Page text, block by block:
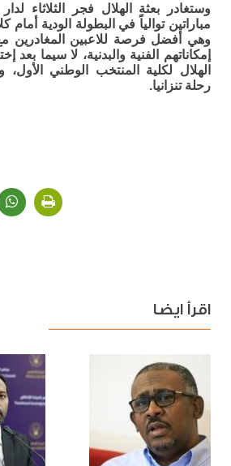
وستغادر بعثة الهلال فجر الثلاثاء
مباراتين توالياً في البطولة الودية
وهي أفضل فرصة للاعبين المغادرين مع
إمكاناتهم الفنية والبدنية، لا سيما
الهلال لكلية المنتخب الوطني الأول،
رحلة تنزانيا.
اقرأ ايضا